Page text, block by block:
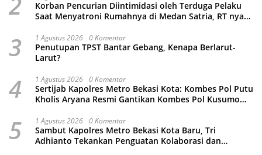
Korban Pencurian Diintimidasi oleh Terduga Pelaku
Saat Menyatroni Rumahnya di Medan Satria, RT nya
3 1 Agustus 2026 0 Komentar
Penutupan TPST Bantar Gebang, Kenapa Berlarut-
Larut?
4 1 Agustus 2026 0 Komentar
Sertijab Kapolres Metro Bekasi Kota: Kombes Pol Putu
Kholis Aryana Resmi Gantikan Kombes Pol Kusumo
5 1 Agustus 2026 0 Komentar
Sambut Kapolres Metro Bekasi Kota Baru, Tri
Adhianto Tekankan Penguatan Kolaborasi dan